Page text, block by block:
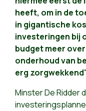
heeft, om in de
in gigantische
investeringen bij
budget meer
onderhoud van
erg
Minster De Ridder